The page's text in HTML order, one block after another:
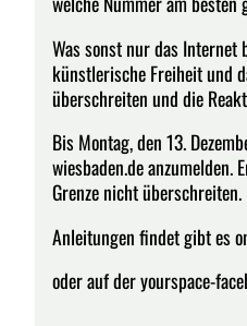
Was sonst nur das Internet
künstlerische Freiheit und
überschreiten und die
Bis Montag, den 13.
wiesbaden.de
Grenze nicht
Anleitungen findet gibt es
oder auf der yourspace-